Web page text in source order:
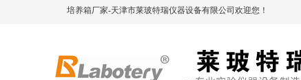
培养箱厂家-天津市莱玻特瑞仪器设备有限公司欢迎您！